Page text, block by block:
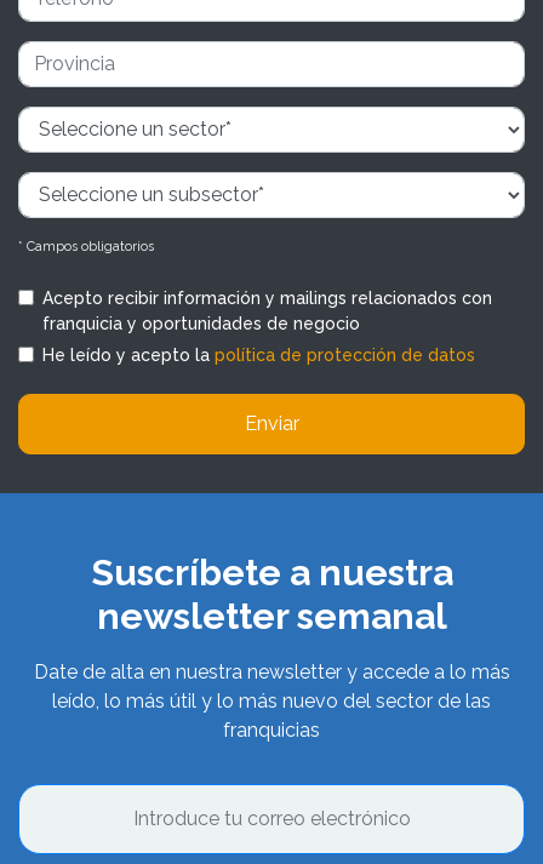
* Campos obligatorios
Acepto recibir información y mailings relacionados con
franquicia y oportunidades de negocio
He leído y acepto la política de protección de datos
Enviar
Suscríbete a nuestra
newsletter semanal
Date de alta en nuestra newsletter y accede a lo más
leído, lo más útil y lo más nuevo del sector de las
franquicias